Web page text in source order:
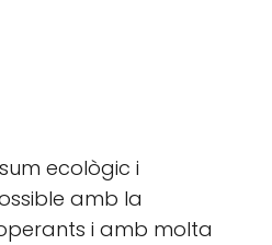
ecològic i
amb la
i amb molta